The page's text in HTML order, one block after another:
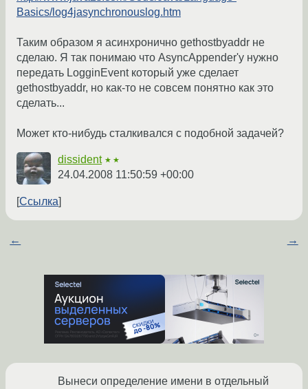
Basics/log4jasynchronouslog.htm
Таким образом я асинхронично gethostbyaddr не
сделаю. Я так понимаю что AsyncAppender'у нужно
передать LogginEvent который уже сделает
gethostbyaddr, но как-то не совсем понятно как это
сделать...
Может кто-нибудь сталкивался с подобной задачей?
dissident ★★
24.04.2008 11:50:59 +00:00
Ссылка
← →
Вынеси определение имени в отдельный